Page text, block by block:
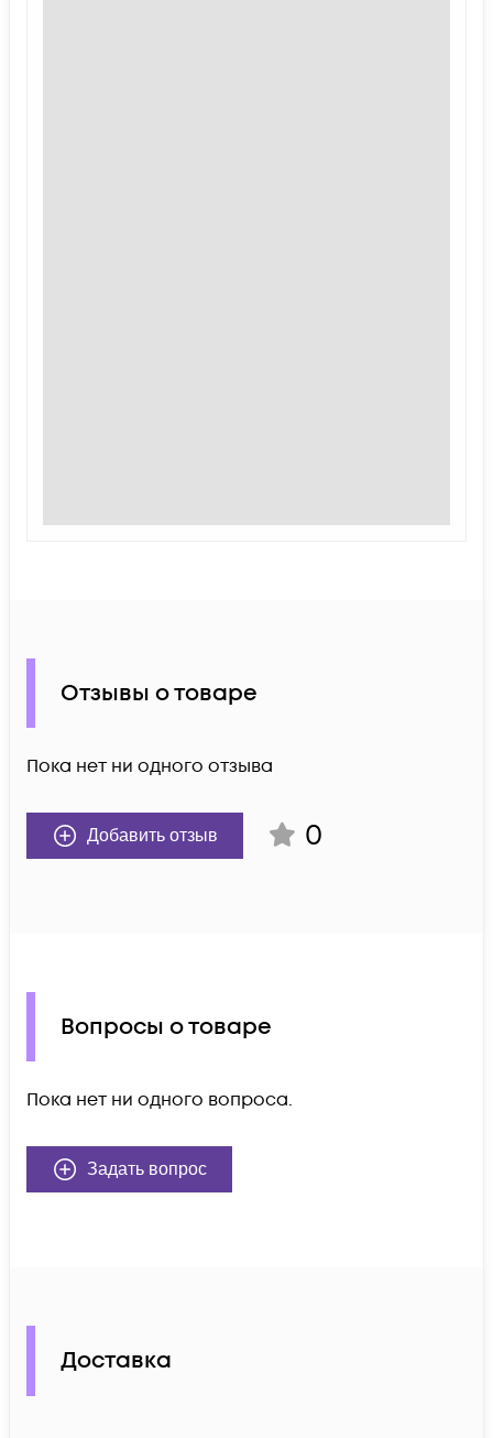
Отзывы о товаре
Пока нет ни одного отзыва
Добавить отзыв 0
Вопросы о товаре
Пока нет ни одного вопроса.
Задать вопрос
Доставка